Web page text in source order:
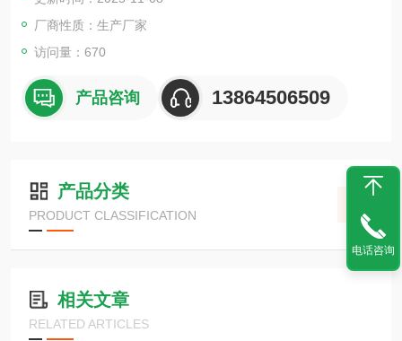
厂商性质：生产厂家
访问量：670
产品咨询 13864506509
产品分类
PRODUCT CLASSIFICATION
相关文章
RELATED ARTICLES
电话咨询